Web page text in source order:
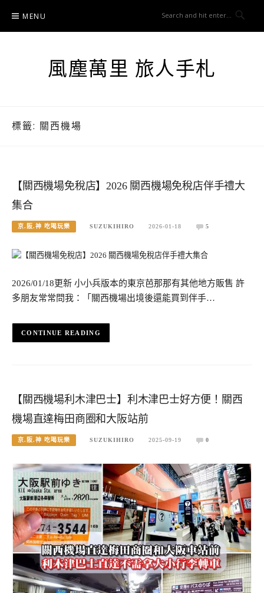
content
MENU
風塵萬里 旅人手札
標籤: 關西機場
【關西機場免稅店】2026 關西機場免稅店伴手禮大
集合
京.阪.神 吃喝玩樂 SUZUKIHIRO 2026-01-18 5
2026/01/18更新 小小兵版本的東京芭那那有其他地方販售 許
多朋友常常問我：「關西機場出境後還能買到伴手…
CONTINUE READING
【關西機場利木津巴士】利木津巴士好方便！關西
機場直達梅田商圈和大阪站前
京.阪.神 吃喝玩樂 SUZUKIHIRO 2025-09-19 0